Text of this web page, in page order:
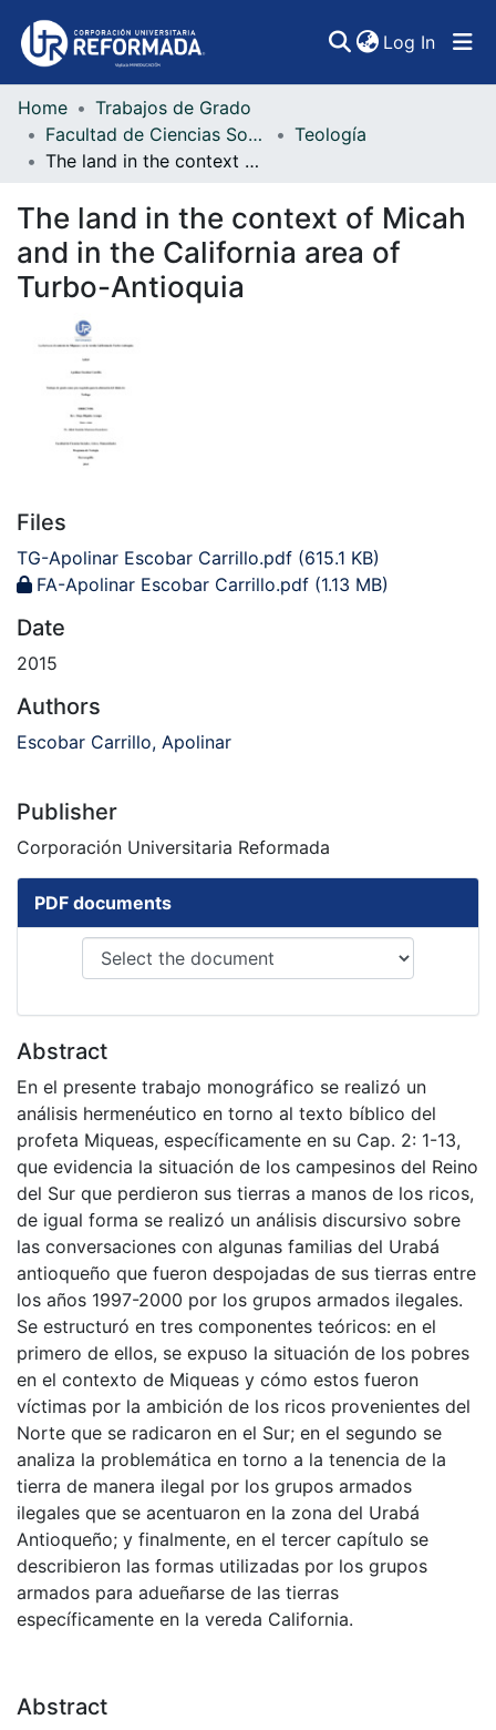
Log In
Communities & Collections
All of DSpace
Statistics
Home
Trabajos de Grado
Facultad de Ciencias Sociales, Artes y Humanidades
Teología
The land in the context of Micah and in the California area of ​​Turbo-Antioquia
The land in the context of Micah
and in the California area of ​​
Turbo-Antioquia
Files
TG-Apolinar Escobar Carrillo.pdf (615.1 KB)
FA-Apolinar Escobar Carrillo.pdf (1.13 MB)
Date
2015
Authors
Escobar Carrillo, Apolinar
Publisher
Corporación Universitaria Reformada
PDF documents
Abstract
En el presente trabajo monográfico se realizó un
análisis hermenéutico en torno al texto bíblico del
profeta Miqueas, específicamente en su Cap. 2: 1-13,
que evidencia la situación de los campesinos del Reino
del Sur que perdieron sus tierras a manos de los ricos,
de igual forma se realizó un análisis discursivo sobre
las conversaciones con algunas familias del Urabá
antioqueño que fueron despojadas de sus tierras entre
los años 1997-2000 por los grupos armados ilegales.
Se estructuró en tres componentes teóricos: en el
primero de ellos, se expuso la situación de los pobres
en el contexto de Miqueas y cómo estos fueron
víctimas por la ambición de los ricos provenientes del
Norte que se radicaron en el Sur; en el segundo se
analiza la problemática en torno a la tenencia de la
tierra de manera ilegal por los grupos armados
ilegales que se acentuaron en la zona del Urabá
Antioqueño; y finalmente, en el tercer capítulo se
describieron las formas utilizadas por los grupos
armados para adueñarse de las tierras
específicamente en la vereda California.
Abstract